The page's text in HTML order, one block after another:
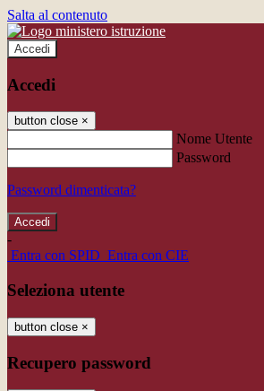
Salta al contenuto
Accedi
Accedi
button close ×
Nome Utente
Password
Password dimenticata?
-
Entra con SPID Entra con CIE
Seleziona utente
button close ×
Recupero password